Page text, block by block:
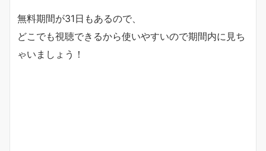
無料期間が31日もあるので、
どこでも視聴できるから使いやすいので期間内に見ち
ゃいましょう！